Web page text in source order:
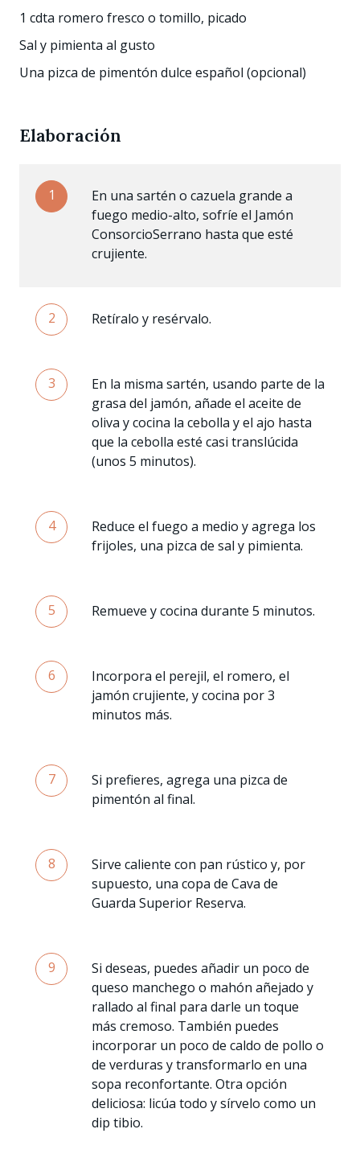
1 cdta romero fresco o tomillo, picado
Sal y pimienta al gusto
Una pizca de pimentón dulce español (opcional)
Elaboración
1
En una sartén o cazuela grande a
fuego medio-alto, sofríe el Jamón
ConsorcioSerrano hasta que esté
crujiente.
2 Retíralo y resérvalo.
3
En la misma sartén, usando parte de la
grasa del jamón, añade el aceite de
oliva y cocina la cebolla y el ajo hasta
que la cebolla esté casi translúcida
(unos 5 minutos).
4
Reduce el fuego a medio y agrega los
frijoles, una pizca de sal y pimienta.
5 Remueve y cocina durante 5 minutos.
6
Incorpora el perejil, el romero, el
jamón crujiente, y cocina por 3
minutos más.
7
Si prefieres, agrega una pizca de
pimentón al final.
8
Sirve caliente con pan rústico y, por
supuesto, una copa de Cava de
Guarda Superior Reserva.
9
Si deseas, puedes añadir un poco de
queso manchego o mahón añejado y
rallado al final para darle un toque
más cremoso. También puedes
incorporar un poco de caldo de pollo o
de verduras y transformarlo en una
sopa reconfortante. Otra opción
deliciosa: licúa todo y sírvelo como un
dip tibio.